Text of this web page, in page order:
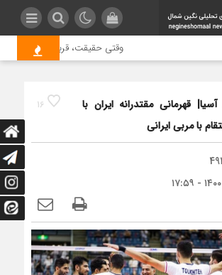
وقتی حقیقت، قربانی بازدید
16
آسیا| قهرمانی مقتدرانه ایران با
با مربی ایرانی